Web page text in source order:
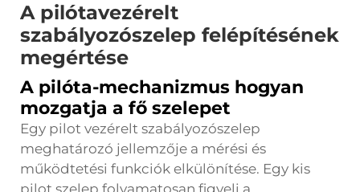
A pilótavezérelt
szabályozószelep felépítésének
megértése
A pilóta-mechanizmus hogyan
mozgatja a fő szelepet
Egy pilot vezérelt szabályozószelep
meghatározó jellemzője a mérési és
működtetési funkciók elkülönítése. Egy kis
pilot szelep folyamatosan figyeli a